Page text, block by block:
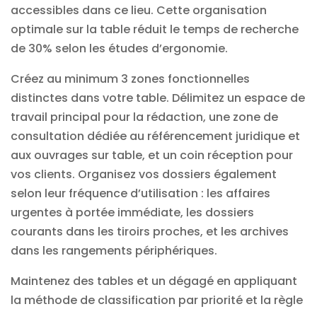
accessibles dans ce lieu. Cette organisation
optimale sur la table réduit le temps de recherche
de 30% selon les études d’ergonomie.
Créez au minimum 3 zones fonctionnelles
distinctes dans votre table. Délimitez un espace de
travail principal pour la rédaction, une zone de
consultation dédiée au référencement juridique et
aux ouvrages sur table, et un coin réception pour
vos clients. Organisez vos dossiers également
selon leur fréquence d’utilisation : les affaires
urgentes à portée immédiate, les dossiers
courants dans les tiroirs proches, et les archives
dans les rangements périphériques.
Maintenez des tables et un dégagé en appliquant
la méthode de classification par priorité et la règle